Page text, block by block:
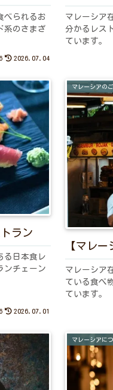
べられるお
系のさまざ
2026.07.04
マレーシア
分かるレス
ています。
ラン
る日本食レ
ンチェーン
2026.07.01
マレーシアの
【マレ
マレーシア
ている食べ
ています。
マレーシアに